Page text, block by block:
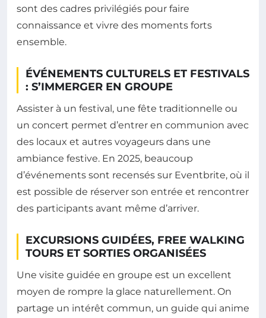
sont des cadres privilégiés pour faire
connaissance et vivre des moments forts
ensemble.
ÉVÉNEMENTS CULTURELS ET FESTIVALS
: S’IMMERGER EN GROUPE
Assister à un festival, une fête traditionnelle ou
un concert permet d’entrer en communion avec
des locaux et autres voyageurs dans une
ambiance festive. En 2025, beaucoup
d’événements sont recensés sur Eventbrite, où il
est possible de réserver son entrée et rencontrer
des participants avant même d’arriver.
EXCURSIONS GUIDÉES, FREE WALKING
TOURS ET SORTIES ORGANISÉES
Une visite guidée en groupe est un excellent
moyen de rompre la glace naturellement. On
partage un intérêt commun, un guide qui anime